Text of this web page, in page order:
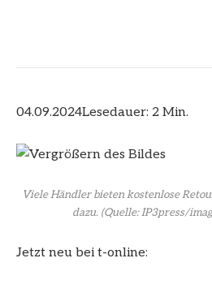
04.09.2024Lesedauer: 2 Min.
Viele Händler bieten kostenlose
dazu. (Quelle: IP3press/
Jetzt neu bei t-online: